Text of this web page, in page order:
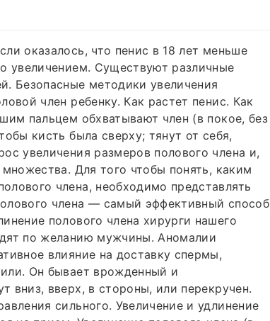
оказалось, что пенис в 18 лет меньше
увеличением. Существуют различные
Безопасные методики увеличения
член ребенку. Как растет пенис. Как
пальцем обхватывают член (в покое, без
кисть была сверху; тянут от себя,
увеличения размеров полового члена и,
Для того чтобы понять, каким
члена, необходимо представлять
члена — самый эффективный способ
полового члена хирурги нашего
по желанию мужчины. Аномалии
влияние на доставку спермы,
Он бывает врожденный и
вниз, вверх, в стороны, или перекручен.
сильного. Увеличение и удлинение